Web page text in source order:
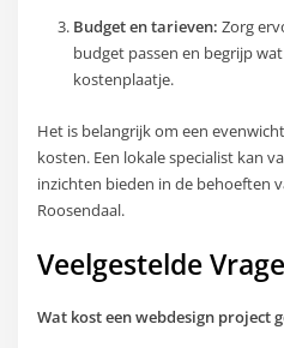
Budget en tarieven: Zorg
budget passen en begrijp
kostenplaatje.
Het is belangrijk om een
kosten. Een lokale specialist kan
inzichten bieden in de behoeften
Roosendaal.
Veelgestelde
Wat kost een webdesign project